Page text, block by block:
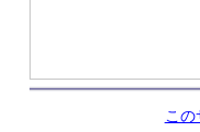
こ